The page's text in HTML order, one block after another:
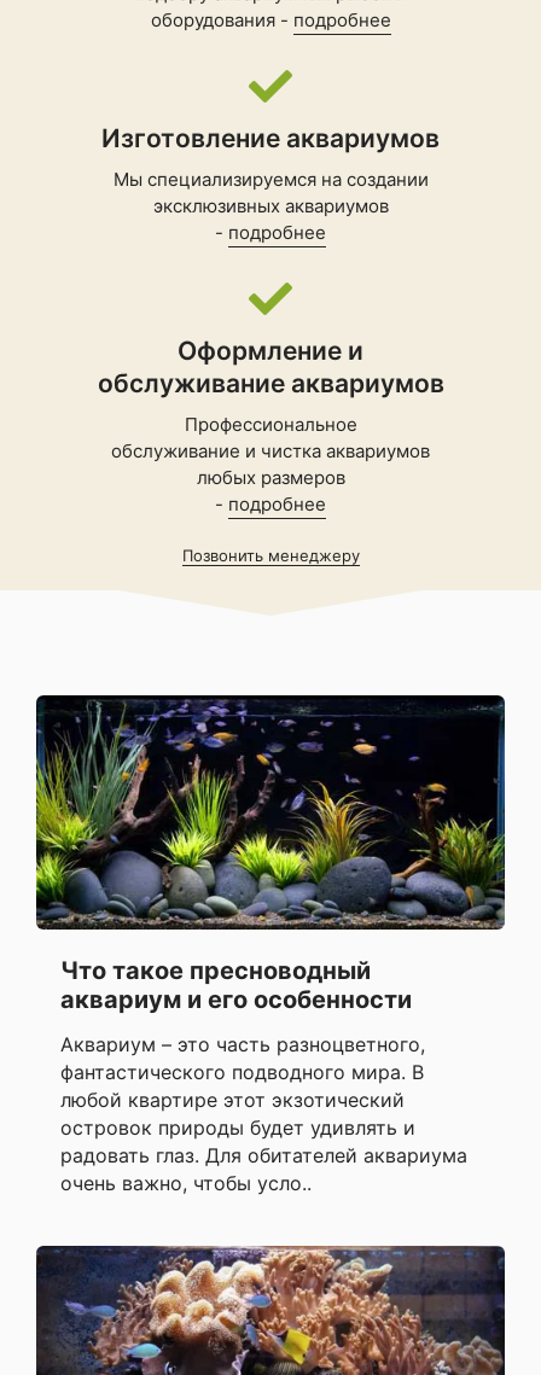
оборудования - подробнее
Изготовление аквариумов
Мы специализируемся на создании
эксклюзивных аквариумов
- подробнее
Оформление и
обслуживание аквариумов
Профессиональное
обслуживание и чистка аквариумов
любых размеров
- подробнее
Позвонить менеджеру
Что такое пресноводный
аквариум и его особенности
Аквариум – это часть разноцветного,
фантастического подводного мира. В
любой квартире этот экзотический
островок природы будет удивлять и
радовать глаз. Для обитателей аквариума
очень важно, чтобы усло..